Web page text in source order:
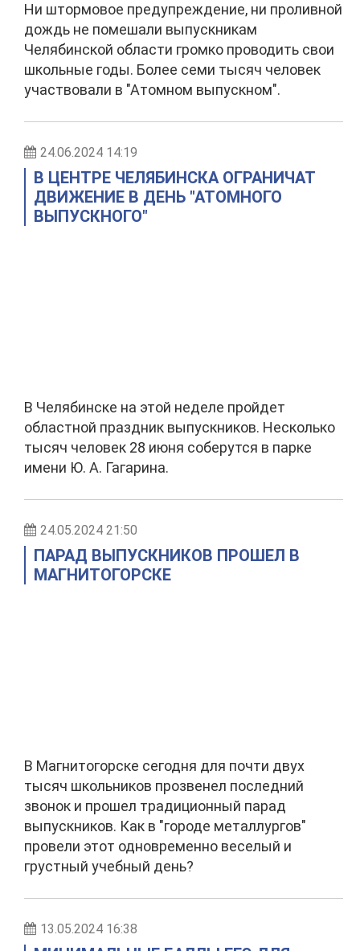
Ни штормовое предупреждение, ни проливной
дождь не помешали выпускникам
Челябинской области громко проводить свои
школьные годы. Более семи тысяч человек
участвовали в "Атомном выпускном".
24.06.2024 14:19
В ЦЕНТРЕ ЧЕЛЯБИНСКА ОГРАНИЧАТ
ДВИЖЕНИЕ В ДЕНЬ "АТОМНОГО
ВЫПУСКНОГО"
В Челябинске на этой неделе пройдет
областной праздник выпускников. Несколько
тысяч человек 28 июня соберутся в парке
имени Ю. А. Гагарина.
24.05.2024 21:50
ПАРАД ВЫПУСКНИКОВ ПРОШЕЛ В
МАГНИТОГОРСКЕ
В Магнитогорске сегодня для почти двух
тысяч школьников прозвенел последний
звонок и прошел традиционный парад
выпускников. Как в "городе металлургов"
провели этот одновременно веселый и
грустный учебный день?
13.05.2024 16:38